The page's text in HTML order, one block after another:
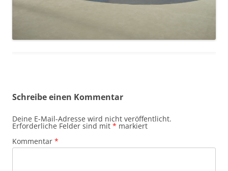
Schreibe einen Kommentar
Deine E-Mail-Adresse wird nicht veröffentlicht.
Erforderliche Felder sind mit * markiert
Kommentar *